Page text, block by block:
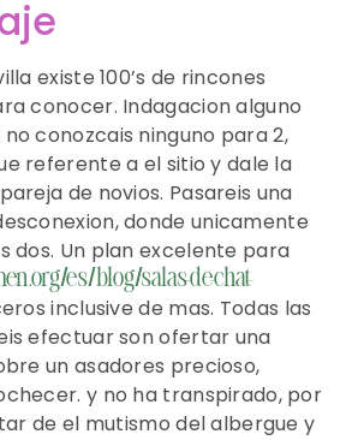
existe 100’s de rincones
conocer. Indagacion alguno
conozcais ninguno para 2,
referente a el sitio y dale la
de novios. Pasareis una
donde unicamente
dos. Un plan excelente para
es/blog/salas-de-chat-
inclusive de mas. Todas las
efectuar son ofertar una
un asadores precioso,
y no ha transpirado, por
de el mutismo del albergue y